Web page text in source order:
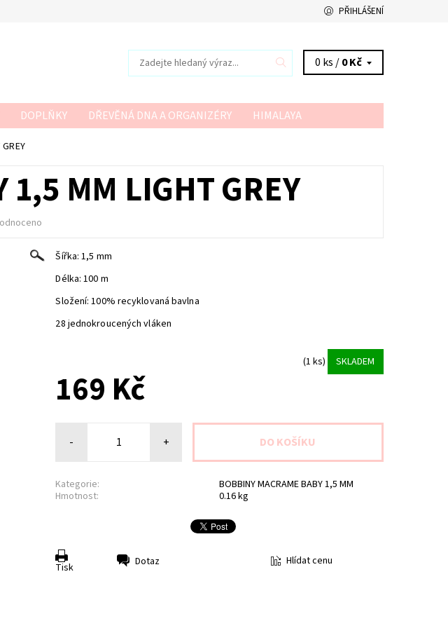
PŘIHLÁŠENÍ
0 ks /0 Kč
DOPLŇKY DŘEVĚNÁ DNA A ORGANIZÉRY
HIMALAYA
3MM
1,5 MM LIGHT GREY
Šířka: 1,5 mm
Délka: 100 m
Složení: 100% recyklovaná bavlna
28 jednokroucených vláken
(1 ks) SKLADEM
169 Kč
- +
Kategorie:
BOBBINY MACRAME BABY 1,5 MM
Hmotnost:
0.16 kg
Tisk Dotaz Hlídat cenu